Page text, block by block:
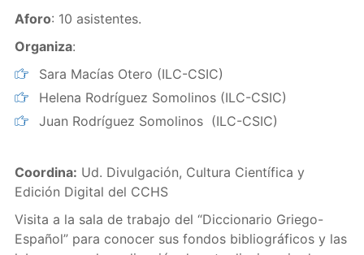
Aforo: 10 asistentes.
Organiza:
Sara Macías Otero (ILC-CSIC)
Helena Rodríguez Somolinos (ILC-CSIC)
Juan Rodríguez Somolinos (ILC-CSIC)
Coordina: Ud. Divulgación, Cultura Científica y
Edición Digital del CCHS
Visita a la sala de trabajo del “Diccionario Griego-
Español” para conocer sus fondos bibliográficos y las